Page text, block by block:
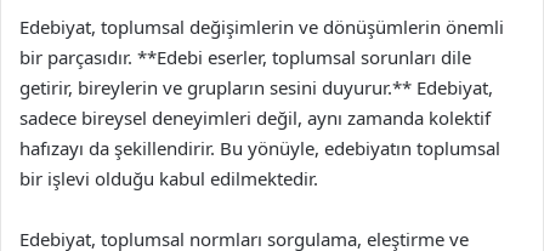
Edebiyat, toplumsal değişimlerin ve dönüşümlerin önemli
bir parçasıdır. **Edebi eserler, toplumsal sorunları dile
getirir, bireylerin ve grupların sesini duyurur.** Edebiyat,
sadece bireysel deneyimleri değil, aynı zamanda kolektif
hafızayı da şekillendirir. Bu yönüyle, edebiyatın toplumsal
bir işlevi olduğu kabul edilmektedir.
Edebiyat, toplumsal normları sorgulama, eleştirme ve